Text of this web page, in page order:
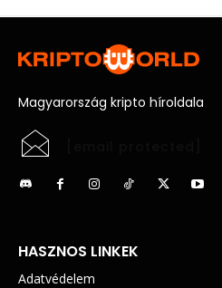
Magyarország kripto híroldala
HASZNOS LINKEK
Adatvédelem